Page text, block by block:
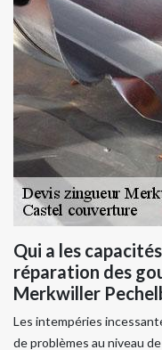
Qui a les
réparation des
Merkwiller
Les intempéries
de problèmes au niveau